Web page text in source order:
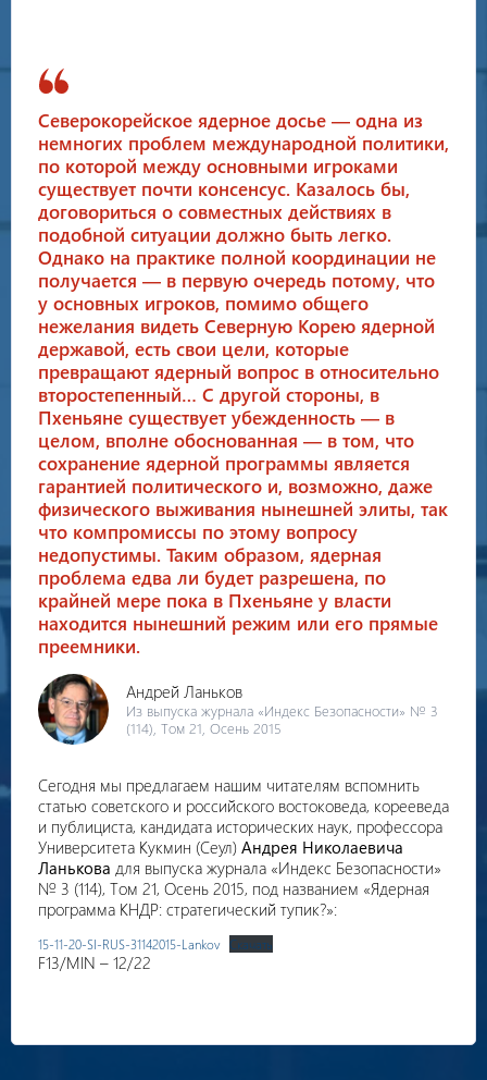
Северокорейское ядерное досье — одна из
немногих проблем международной политики,
по которой между основными игроками
существует почти консенсус. Казалось бы,
договориться о совместных действиях в
подобной ситуации должно быть легко.
Однако на практике полной координации не
получается — в первую очередь потому, что
у основных игроков, помимо общего
нежелания видеть Северную Корею ядерной
державой, есть свои цели, которые
превращают ядерный вопрос в относительно
второстепенный… С другой стороны, в
Пхеньяне существует убежденность — в
целом, вполне обоснованная — в том, что
сохранение ядерной программы является
гарантией политического и, возможно, даже
физического выживания нынешней элиты, так
что компромиссы по этому вопросу
недопустимы. Таким образом, ядерная
проблема едва ли будет разрешена, по
крайней мере пока в Пхеньяне у власти
находится нынешний режим или его прямые
преемники.
Андрей Ланьков
Из выпуска журнала «Индекс Безопасности» № 3
(114), Том 21, Осень 2015
Сегодня мы предлагаем нашим читателям вспомнить
статью советского и российского востоковеда, корееведа
и публициста, кандидата исторических наук, профессора
Университета Кукмин (Сеул) Андрея Николаевича
Ланькова для выпуска журнала «Индекс Безопасности»
№ 3 (114), Том 21, Осень 2015, под названием «Ядерная
программа КНДР: стратегический тупик?»:
15-11-20-SI-RUS-31142015-Lankov Скачать
F13/MIN – 12/22